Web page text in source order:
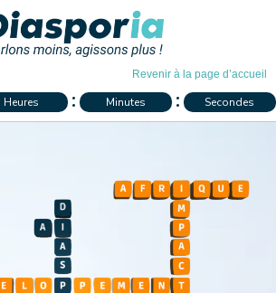
Revenir à la page d’accueil
Heures Minutes Secondes